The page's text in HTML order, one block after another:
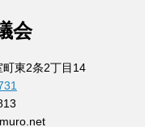
会
東2条2丁目14